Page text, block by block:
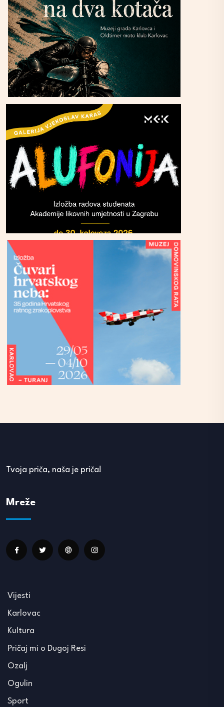
Tvoja priča, naša je priča!
Mreže
Vijesti
Karlovac
Kultura
Pričaj mi o Dugoj Resi
Ozalj
Ogulin
Sport